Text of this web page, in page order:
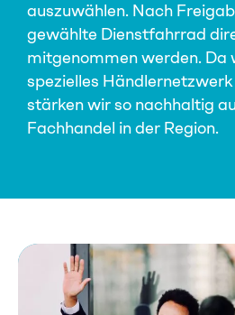
auszuwählen. Nach
gewählte Dienstfahrrad
mitgenommen werden. Da
spezielles
stärken wir so nachhaltig
Fachhandel in der Region.